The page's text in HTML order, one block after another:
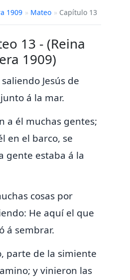
1909 » Mateo » Capítulo 13
13 - (Reina
1909)
Jesús de
á la mar.
a él muchas gentes;
en el barco, se
gente estaba á la
cosas por
He aquí el que
á sembrar.
parte de la simiente
y vinieron las